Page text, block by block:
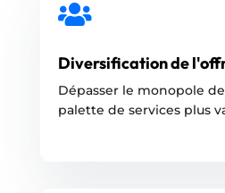

Diversification de
Dépasser le monopole
palette de services plus